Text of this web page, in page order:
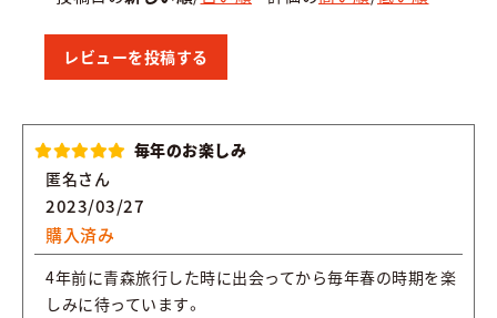
レビューを投稿する
毎年のお楽しみ
匿名さん
2023/03/27
購入済み
4年前に青森旅行した時に出会ってから毎年春の時期を楽
しみに待っています。